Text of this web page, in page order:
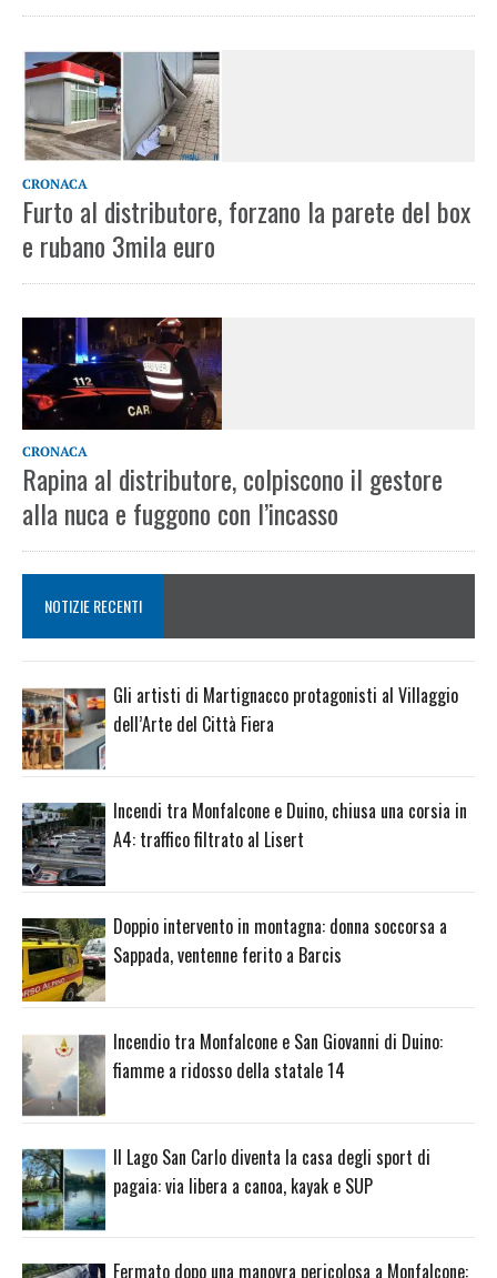
CRONACA
Furto al distributore, forzano la parete del box
e rubano 3mila euro
CRONACA
Rapina al distributore, colpiscono il gestore
alla nuca e fuggono con l’incasso
NOTIZIE RECENTI
Gli artisti di Martignacco protagonisti al Villaggio
dell’Arte del Città Fiera
Incendi tra Monfalcone e Duino, chiusa una corsia in
A4: traffico filtrato al Lisert
Doppio intervento in montagna: donna soccorsa a
Sappada, ventenne ferito a Barcis
Incendio tra Monfalcone e San Giovanni di Duino:
fiamme a ridosso della statale 14
Il Lago San Carlo diventa la casa degli sport di
pagaia: via libera a canoa, kayak e SUP
Fermato dopo una manovra pericolosa a Monfalcone: